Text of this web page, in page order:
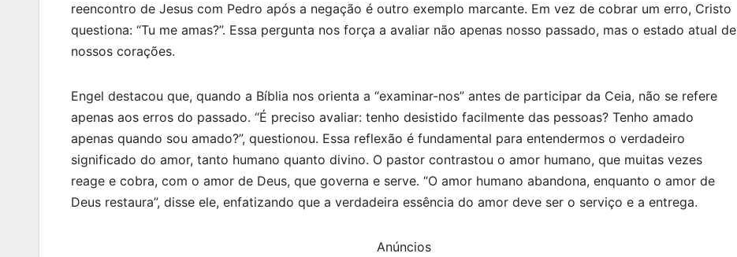
reencontro de Jesus com Pedro após a negação é outro exemplo marcante. Em vez de cobrar um erro, Cristo
questiona: “Tu me amas?”. Essa pergunta nos força a avaliar não apenas nosso passado, mas o estado atual de
nossos corações.
Engel destacou que, quando a Bíblia nos orienta a “examinar-nos” antes de participar da Ceia, não se refere
apenas aos erros do passado. “É preciso avaliar: tenho desistido facilmente das pessoas? Tenho amado
apenas quando sou amado?”, questionou. Essa reflexão é fundamental para entendermos o verdadeiro
significado do amor, tanto humano quanto divino. O pastor contrastou o amor humano, que muitas vezes
reage e cobra, com o amor de Deus, que governa e serve. “O amor humano abandona, enquanto o amor de
Deus restaura”, disse ele, enfatizando que a verdadeira essência do amor deve ser o serviço e a entrega.
Anúncios